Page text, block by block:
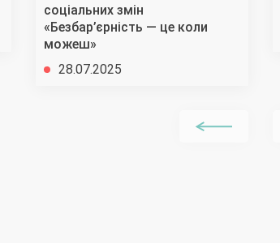
соціальних змін
«Безбар’єрність — це коли
можеш»
28.07.2025